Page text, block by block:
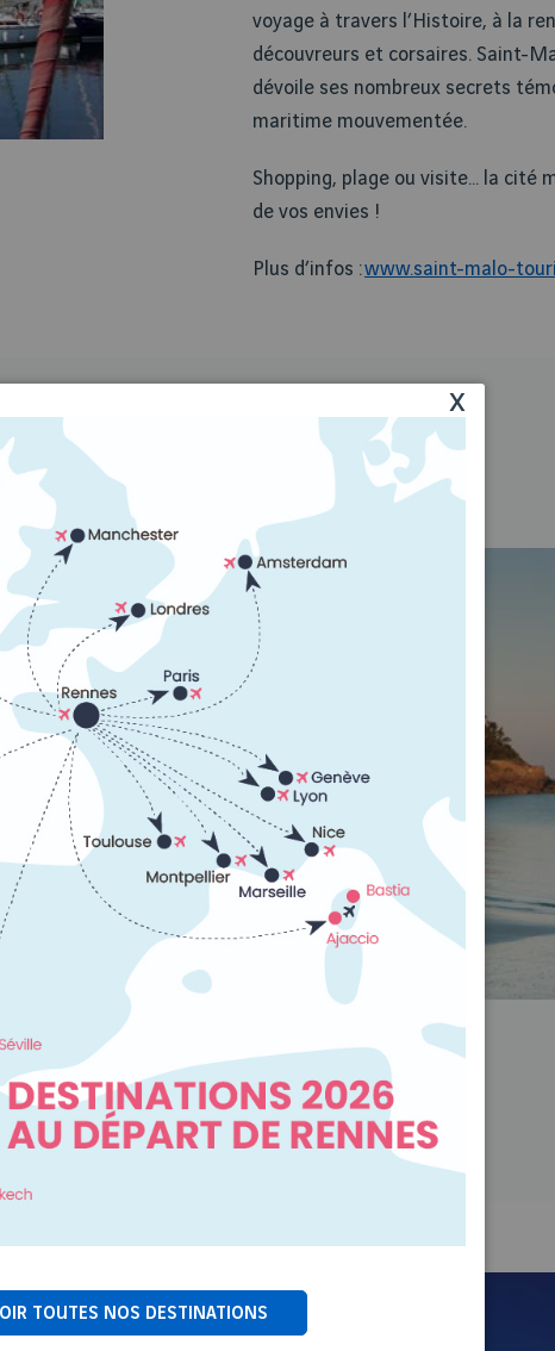
voyage à travers l’Histoire, à la
découvreurs et corsaires. Saint-
dévoile ses nombreux secrets
maritime mouvementée.
Shopping, plage ou visite... la cité
de vos envies !
Plus d’infos :www.saint-malo-
x
TOUTES NOS DESTINATIONS